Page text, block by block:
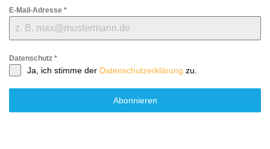
E-Mail-Adresse *
Datenschutz *
Ja, ich stimme der Datenschutzerklärung zu.
Abonnieren